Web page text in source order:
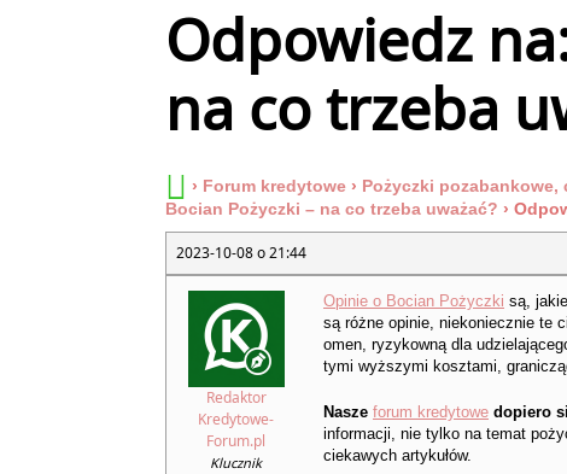
Odpowiedz
na co trzeba
› Forum kredytowe › Pożyczki
Bocian Pożyczki – na co trzeba uważać? ›
2023-10-08 o 21:44
Redaktor
Kredytowe-
Forum.pl
Klucznik
Opinie o Bocian Pożyczki są,
są różne opinie, niekoniecznie te
omen, ryzykowną dla
tymi wyższymi kosztami,
Nasze forum kredytowe dopiero
informacji, nie tylko na temat
ciekawych artykułów.